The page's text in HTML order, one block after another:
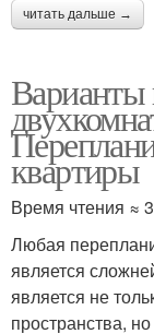
читать дальше →
Варианты
квартиры
Время чтения ≈
Любая
является
является не
пространства,